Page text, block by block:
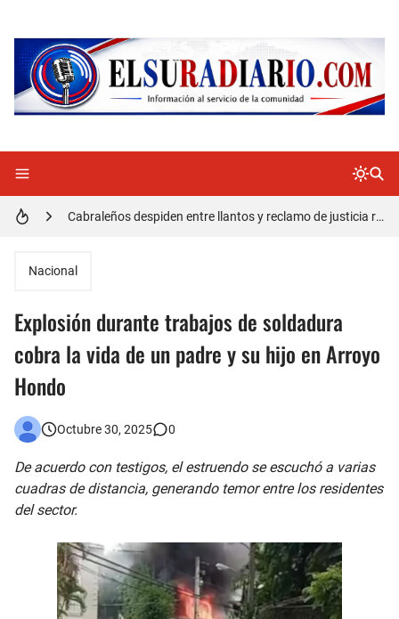
Detienen policía con presunta cocaína en Barahona
Cabraleños despiden entre llantos y reclamo de justicia restos mortales de Yasmel
Distrito Educativo 01-04 de Cabral Cancela a mas de 120 empleados; incluyendo una mujer Embarazada
Nacional
Explosión durante trabajos de soldadura
cobra la vida de un padre y su hijo en Arroyo
Hondo
Octubre 30, 2025 0
De acuerdo con testigos, el estruendo se escuchó a varias
cuadras de distancia, generando temor entre los residentes
del sector.